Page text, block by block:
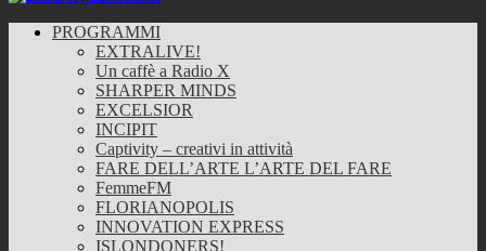
PROGRAMMI
EXTRALIVE!
Un caffè a Radio X
SHARPER MINDS
EXCELSIOR
INCIPIT
Captivity – creativi in attività
FARE DELL’ARTE L’ARTE DEL FARE
FemmeFM
FLORIANOPOLIS
INNOVATION EXPRESS
ISLONDONERS!